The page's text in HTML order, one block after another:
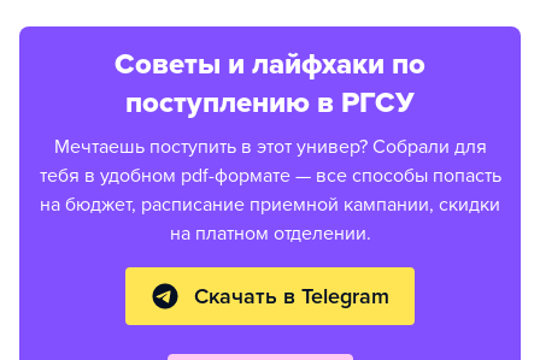
Советы и лайфхаки по
поступлению в РГСУ
Мечтаешь поступить в этот универ? Собрали для
тебя в удобном pdf-формате — все способы попасть
на бюджет, расписание приемной кампании, скидки
на платном отделении.
Скачать в Telegram